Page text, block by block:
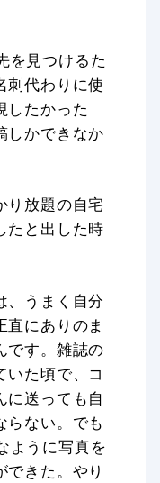
見つけるた
刺代わりに使
したかった
しかできなか
り放題の自宅
たと出した時
、うまく自分
直にありのま
です。雑誌の
いた頃で、コ
に送っても自
らない。でも
ように写真を
できた。やり